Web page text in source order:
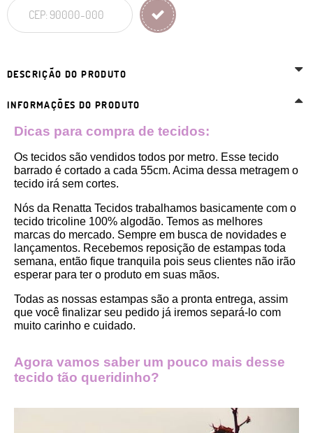
DESCRIÇÃO DO PRODUTO
INFORMAÇÕES DO PRODUTO
Dicas para compra de tecidos:
Os tecidos são vendidos todos por metro. Esse tecido
barrado é cortado a cada 55cm. Acima dessa metragem o
tecido irá sem cortes.
Nós da Renatta Tecidos trabalhamos basicamente com o
tecido tricoline 100% algodão. Temos as melhores
marcas do mercado. Sempre em busca de novidades e
lançamentos. Recebemos reposição de estampas toda
semana, então fique tranquila pois seus clientes não irão
esperar para ter o produto em suas mãos.
Todas as nossas estampas são a pronta entrega, assim
que você finalizar seu pedido já iremos separá-lo com
muito carinho e cuidado.
Agora vamos saber um pouco mais desse
tecido tão queridinho?